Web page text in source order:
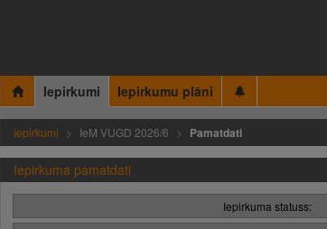
Iepirkumi Iepirkumu plāni
Iepirkumi IeM VUGD 2026/6 Pamatdati
Iepirkuma pamatdati
Iepirkuma statuss: